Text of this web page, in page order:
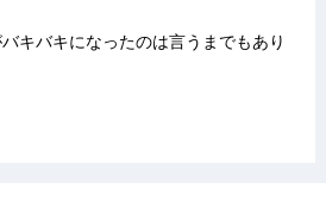
キバキになったのは言うまでもあり